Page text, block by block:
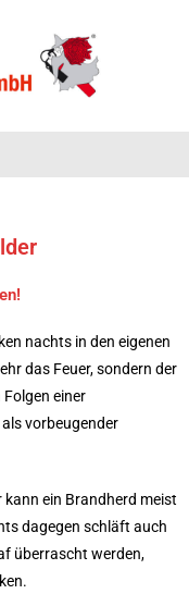
nachts in den eigenen
das Feuer, sondern der
einer
vorbeugender
ein Brandherd meist
dagegen schläft auch
überrascht werden,